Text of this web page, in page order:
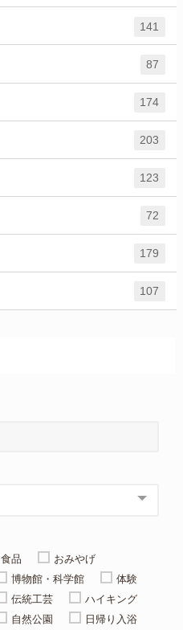
141
87
174
203
123
72
179
107
食品
おみやげ
博物館・科学館
体験
伝統工芸
ハイキング
自然公園 日帰り入浴